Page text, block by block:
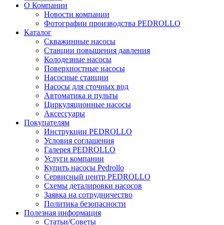
О Компании
Новости компании
Фотографии производства PEDROLLO
Каталог
Скважинные насосы
Станции повышения давления
Колодезные насосы
Поверхностные насосы
Насосные станции
Насосы для сточных вод
Автоматика и пульты
Циркуляционные насосы
Аксессуары
Покупателям
Инструкции PEDROLLO
Условия соглашения
Галерея PEDROLLO
Услуги компании
Купить насосы Pedrollo
Сервисный центр PEDROLLO
Схемы деталировки насосов
Заявка на сотрудничество
Политика безопасности
Полезная информация
Статьи/Советы